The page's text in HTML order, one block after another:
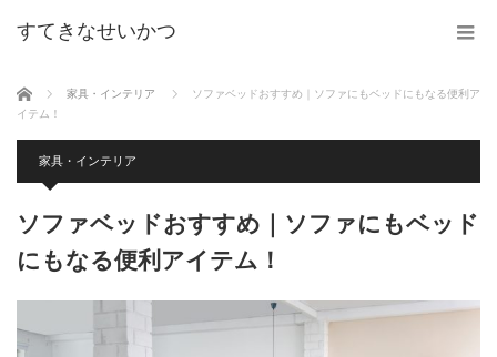
すてきなせいかつ
ホーム 家具・インテリア
ソファベッドおすすめ｜ソファにもベッドにもなる便利ア
イテム！
家具・インテリア
ソファベッドおすすめ｜ソファにもベッド
にもなる便利アイテム！